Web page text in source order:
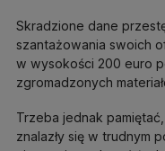
Skradzione dane
szantażowania swoich
w wysokości 200 euro
zgromadzonych
Trzeba jednak
znalazły się w trudnym